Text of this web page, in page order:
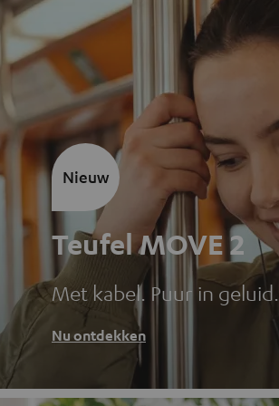
Teufel MOVE 2
Met kabel. Puur in geluid.
Nu ontdekken
Nieuw